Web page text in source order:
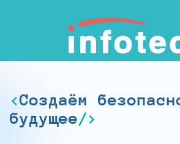
Создаём
будущее